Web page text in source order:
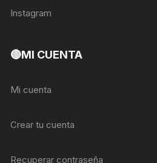
Instagram
🔴MI CUENTA
Mi cuenta
Crear tu cuenta
Recuperar contraseña